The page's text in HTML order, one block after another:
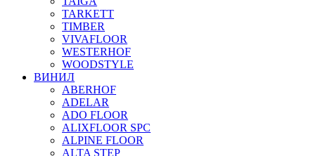
TARKETT
TIMBER
VIVAFLOOR
WESTERHOF
WOODSTYLE
ВИНИЛ
ABERHOF
ADELAR
ADO FLOOR
ALIXFLOOR SPC
ALPINE FLOOR
ALTA STEP